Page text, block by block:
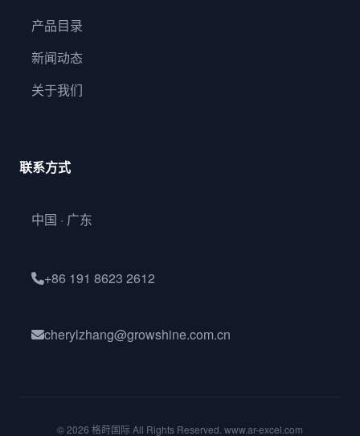
产品目录
新闻动态
关于我们
联系方式
中国 · 广东
+86 191 8623 2612
cherylzhang@growshine.com.cn
© 2026 格莳国际 All Rights Reserved. www.ar-excel.com